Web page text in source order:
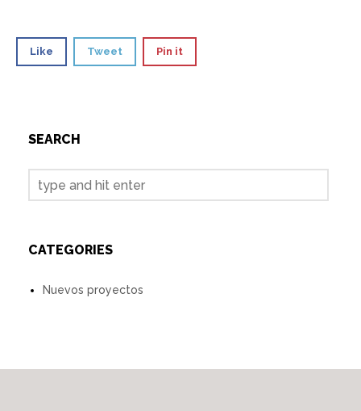
Like Tweet Pin it
SEARCH
CATEGORIES
Nuevos proyectos